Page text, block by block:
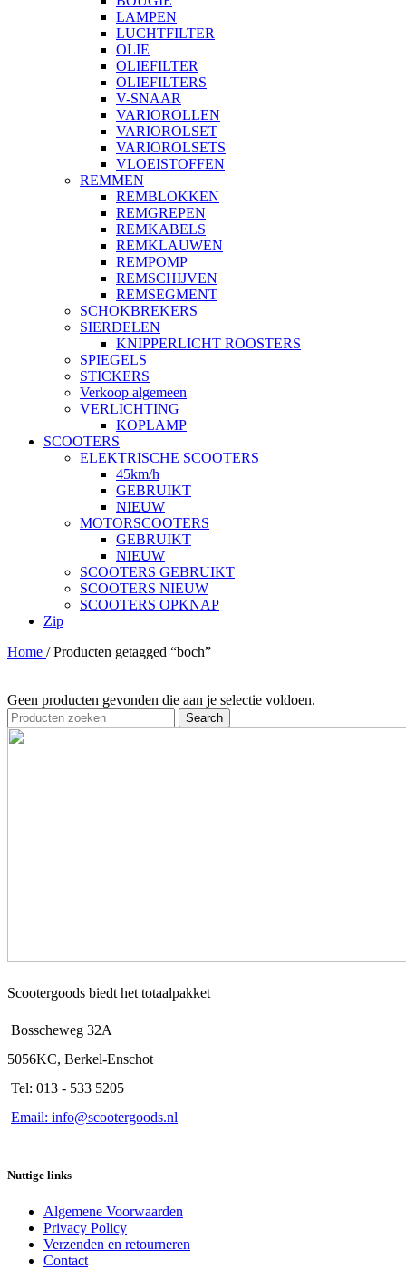
LAMPEN
LUCHTFILTER
OLIE
OLIEFILTER
OLIEFILTERS
V-SNAAR
VARIOROLLEN
VARIOROLSET
VARIOROLSETS
VLOEISTOFFEN
REMMEN
REMBLOKKEN
REMGREPEN
REMKABELS
REMKLAUWEN
REMPOMP
REMSCHIJVEN
REMSEGMENT
SCHOKBREKERS
SIERDELEN
KNIPPERLICHT ROOSTERS
SPIEGELS
STICKERS
Verkoop algemeen
VERLICHTING
KOPLAMP
SCOOTERS
ELEKTRISCHE SCOOTERS
45km/h
GEBRUIKT
NIEUW
MOTORSCOOTERS
GEBRUIKT
NIEUW
SCOOTERS GEBRUIKT
SCOOTERS NIEUW
SCOOTERS OPKNAP
Zip
Home / Producten getagged “boch”
Geen producten gevonden die aan je selectie voldoen.
Search
Scootergoods biedt het totaalpakket
Bosscheweg 32A
5056KC, Berkel-Enschot
Tel: 013 - 533 5205
Email: info@scootergoods.nl
Nuttige links
Algemene Voorwaarden
Privacy Policy
Verzenden en retourneren
Contact